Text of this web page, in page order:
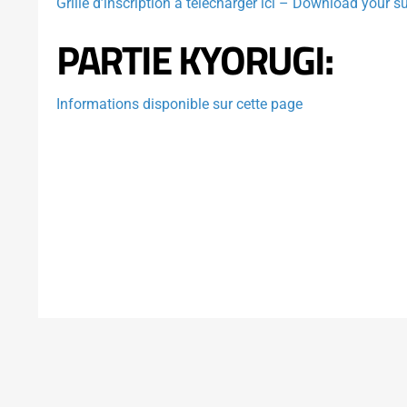
PARTIE KYORUGI:
Informations disponible sur cette page